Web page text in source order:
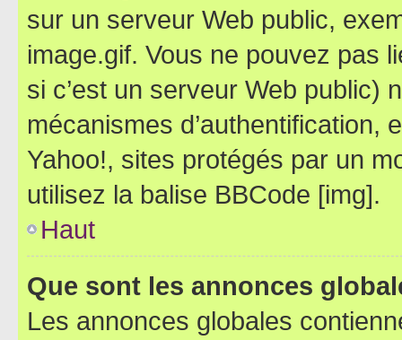
sur un serveur Web public,
image.gif. Vous ne pouvez pas
si c’est un serveur Web public)
mécanismes d’authentification,
Yahoo!, sites protégés par un
utilisez la balise BBCode [img].
Haut
Que sont les annonces
Les annonces globales